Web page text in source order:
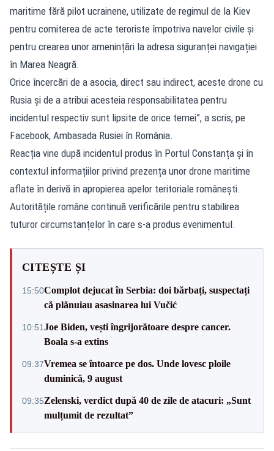
maritime fără pilot ucrainene, utilizate de regimul de la Kiev
pentru comiterea de acte teroriste împotriva navelor civile și
pentru crearea unor amenințări la adresa siguranței navigației
în Marea Neagră.
Orice încercări de a asocia, direct sau indirect, aceste drone cu
Rusia și de a atribui acesteia responsabilitatea pentru
incidentul respectiv sunt lipsite de orice temei”, a scris, pe
Facebook, Ambasada Rusiei în România.
Reacția vine după incidentul produs în Portul Constanța și în
contextul informațiilor privind prezența unor drone maritime
aflate în derivă în apropierea apelor teritoriale românești.
Autoritățile române continuă verificările pentru stabilirea
tuturor circumstanțelor în care s-a produs evenimentul.
CITEȘTE ȘI
15:50Complot dejucat în Serbia: doi bărbați, suspectați
că plănuiau asasinarea lui Vučić
10:51Joe Biden, vești îngrijorătoare despre cancer.
Boala s-a extins
09:37Vremea se întoarce pe dos. Unde lovesc ploile
duminică, 9 august
09:35Zelenski, verdict după 40 de zile de atacuri: „Sunt
mulțumit de rezultat”